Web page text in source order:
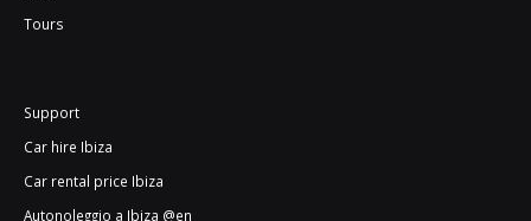
Tours
Support
Car hire Ibiza
Car rental price Ibiza
Autonoleggio a Ibiza @en